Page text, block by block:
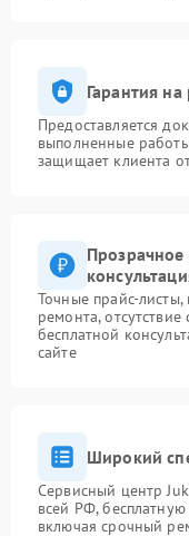
Гарантия
Предоставляется
выполненные
защищает клиента
Прозрачное
Точные прайс-
ремонта,
бесплатной
сайте
Широкий
Сервисный центр
всей РФ,
включая срочный